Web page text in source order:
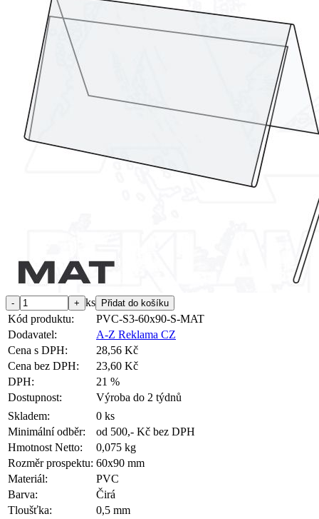
ks
Kód produktu:
PVC-S3-60x90-S-MAT
Dodavatel:
A-Z Reklama CZ
Cena s DPH:
28,56 Kč
Cena bez DPH:
23,60 Kč
DPH:
21 %
Dostupnost:
Výroba do 2 týdnů
Skladem:
0 ks
Minimální odběr:
od 500,- Kč bez DPH
Hmotnost Netto:
0,075 kg
Rozměr prospektu: 60x90 mm
Materiál:
PVC
Barva:
Čirá
Tloušťka:
0,5 mm